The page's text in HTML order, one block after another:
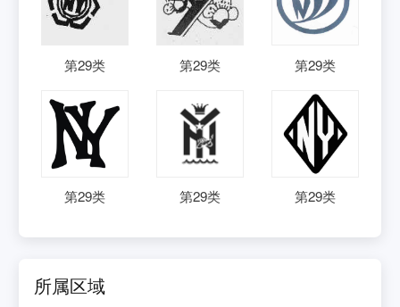
第29类 第29类 第29类
第29类 第29类 第29类
所属区域